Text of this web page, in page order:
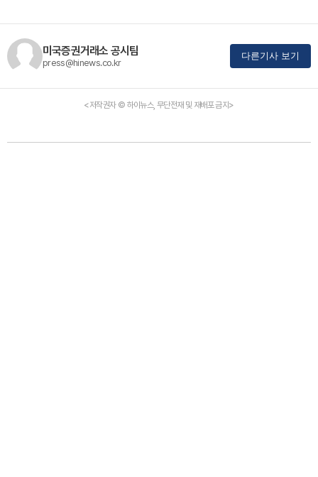
미국증권거래소 공시팀
press@hinews.co.kr
다른기사 보기
<저작권자 © 하이뉴스, 무단전재 및 재배포 금지>